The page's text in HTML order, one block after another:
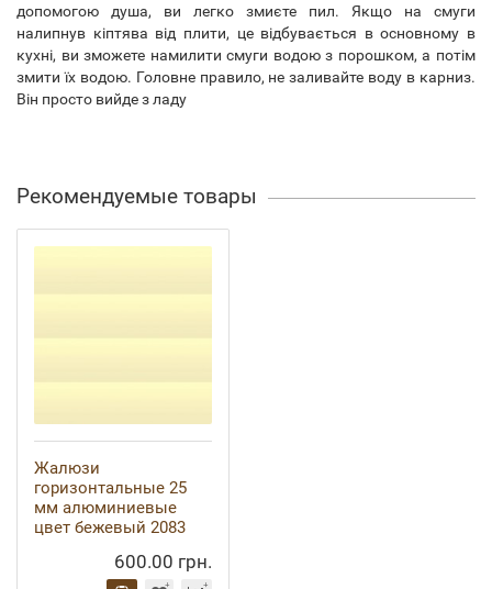
допомогою душа, ви легко змиєте пил. Якщо на смуги
налипнув кіптява від плити, це відбувається в основному в
кухні, ви зможете намилити смуги водою з порошком, а потім
змити їх водою. Головне правило, не заливайте воду в карниз.
Він просто вийде з ладу
Рекомендуемые товары
Жалюзи
горизонтальные 25
мм алюминиевые
цвет бежевый 2083
600.00 грн.